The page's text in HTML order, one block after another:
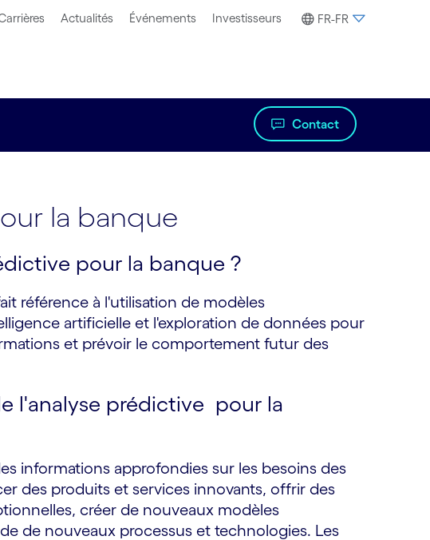
Actualités Événements Investisseurs FR-FR
Contact
la banque
pour la banque ?
référence à l'utilisation de modèles
artificielle et l'exploration de données pour
et prévoir le comportement futur des
l'analyse prédictive pour la
informations approfondies sur les besoins des
des produits et services innovants, offrir des
créer de nouveaux modèles
de nouveaux processus et technologies. Les